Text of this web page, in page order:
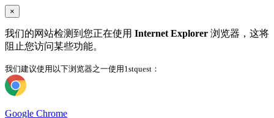
×
我们的网站检测到您正在使用 Internet Explorer 浏览器，这将
阻止您访问某些功能。
我们建议使用以下浏览器之一使用1stquest：
Google Chrome